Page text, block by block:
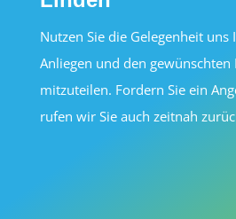
Nutzen Sie die Gelegenheit uns
Anliegen und den
mitzuteilen. Fordern Sie ein
rufen wir Sie auch zeitnah